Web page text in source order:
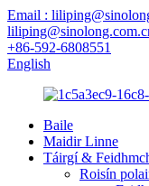
Email :
+86-592-6808551
English
Baile
Maidir Linne
Táirgí &
Roisín